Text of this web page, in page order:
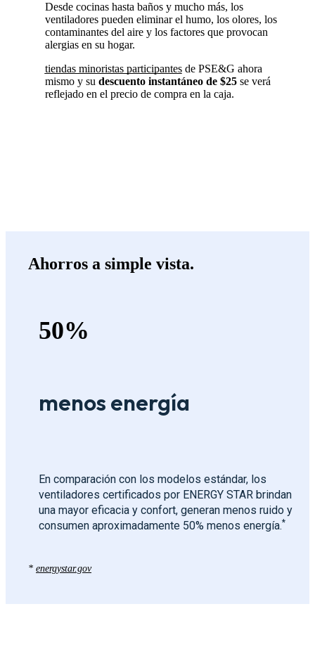
Desde cocinas hasta baños y mucho más, los
ventiladores pueden eliminar el humo, los olores, los
contaminantes del aire y los factores que provocan
alergias en su hogar.
tiendas minoristas participantesde PSE&G ahora
mismo y su descuento instantáneo de $25se verá
reflejado en el precio de compra en la caja.
Ahorros a simple vista.
50%
menos energía
En comparación con los modelos estándar, los
ventiladores certificados por ENERGY STAR brindan
una mayor eficacia y confort, generan menos ruido y
consumen aproximadamente 50% menos energía.*
* energystar.gov